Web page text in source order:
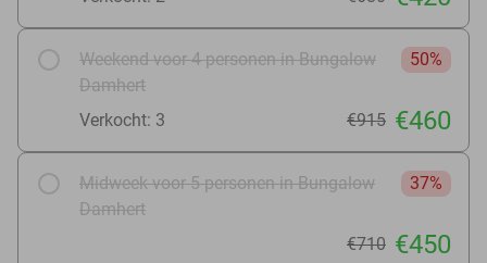
Weekend voor 4 personen in Bungalow
Damhert
50%
Verkocht: 3 €915 €460
Midweek voor 5 personen in Bungalow
Damhert
37%
€710 €450